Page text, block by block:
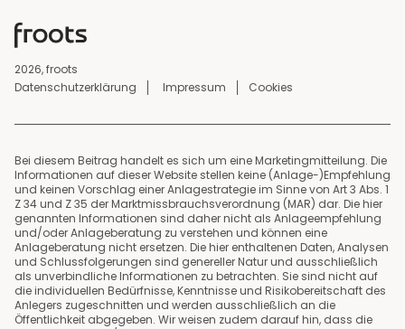
2026, froots
Datenschutzerklärung
Impressum Cookies
Bei diesem Beitrag handelt es sich um eine Marketingmitteilung. Die
Informationen auf dieser Website stellen keine (Anlage-)Empfehlung
und keinen Vorschlag einer Anlagestrategie im Sinne von Art 3 Abs. 1
Z 34 und Z 35 der Marktmissbrauchsverordnung (MAR) dar. Die hier
genannten Informationen sind daher nicht als Anlageempfehlung
und/oder Anlageberatung zu verstehen und können eine
Anlageberatung nicht ersetzen. Die hier enthaltenen Daten, Analysen
und Schlussfolgerungen sind genereller Natur und ausschließlich
als unverbindliche Informationen zu betrachten. Sie sind nicht auf
die individuellen Bedürfnisse, Kenntnisse und Risikobereitschaft des
Anlegers zugeschnitten und werden ausschließlich an die
Öffentlichkeit abgegeben. Wir weisen zudem darauf hin, dass die